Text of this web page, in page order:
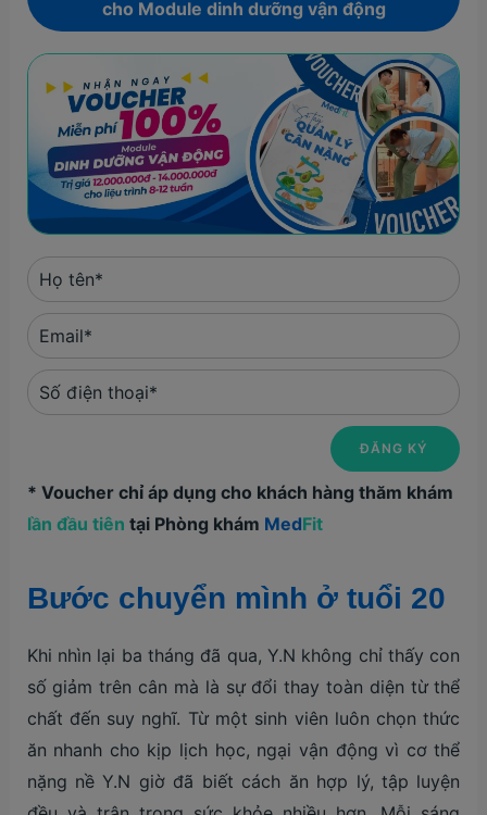
cho Module dinh dưỡng vận động
* Voucher chỉ áp dụng cho khách hàng thăm khám
lần đầu tiên tại Phòng khám MedFit
Bước chuyển mình ở tuổi 20
Khi nhìn lại ba tháng đã qua, Y.N không chỉ thấy con
số giảm trên cân mà là sự đổi thay toàn diện từ thể
chất đến suy nghĩ. Từ một sinh viên luôn chọn thức
ăn nhanh cho kịp lịch học, ngại vận động vì cơ thể
nặng nề Y.N giờ đã biết cách ăn hợp lý, tập luyện